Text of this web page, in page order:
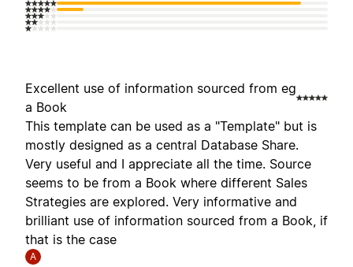
Excellent use of information sourced from eg
a Book
This template can be used as a "Template" but is
mostly designed as a central Database Share.
Very useful and I appreciate all the time. Source
seems to be from a Book where different Sales
Strategies are explored. Very informative and
brilliant use of information sourced from a Book, if
that is the case
A